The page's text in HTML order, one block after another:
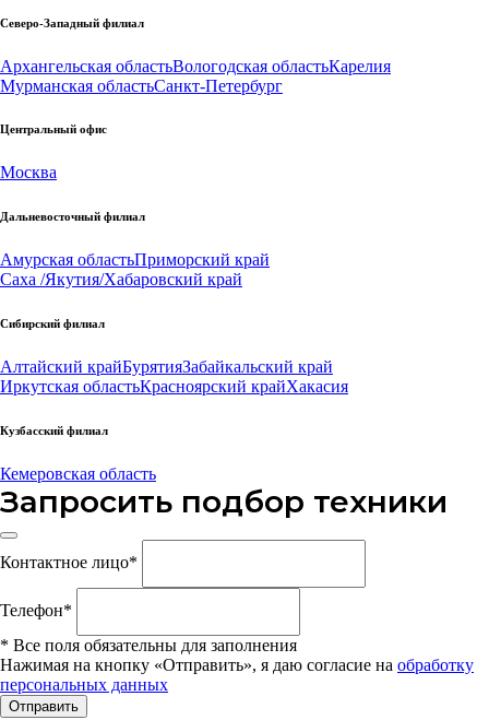
Северо-Западный филиал
Архангельская областьВологодская областьКарелия
Мурманская областьСанкт-Петербург
Центральный офис
Москва
Дальневосточный филиал
Амурская областьПриморский край
Саха /Якутия/Хабаровский край
Сибирский филиал
Алтайский крайБурятияЗабайкальский край
Иркутская областьКрасноярский крайХакасия
Кузбасский филиал
Кемеровская область
Запросить подбор техники
Контактное лицо*
Телефон*
* Все поля обязательны для заполнения
Нажимая на кнопку «Отправить», я даю согласие на обработку
персональных данных
Отправить